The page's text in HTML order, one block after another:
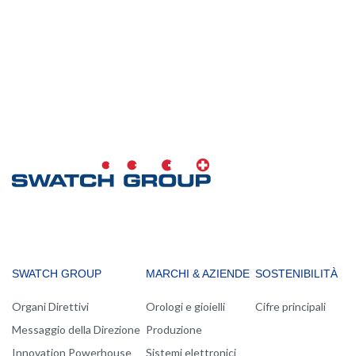
MAIN
NAVIGATION
SWATCH GROUP
Organi Direttivi
Messaggio della Direzione
Innovation Powerhouse
MARCHI & AZIENDE
Orologi e gioielli
Produzione
Sistemi elettronici
SOSTENIBILITÀ
Cifre principali